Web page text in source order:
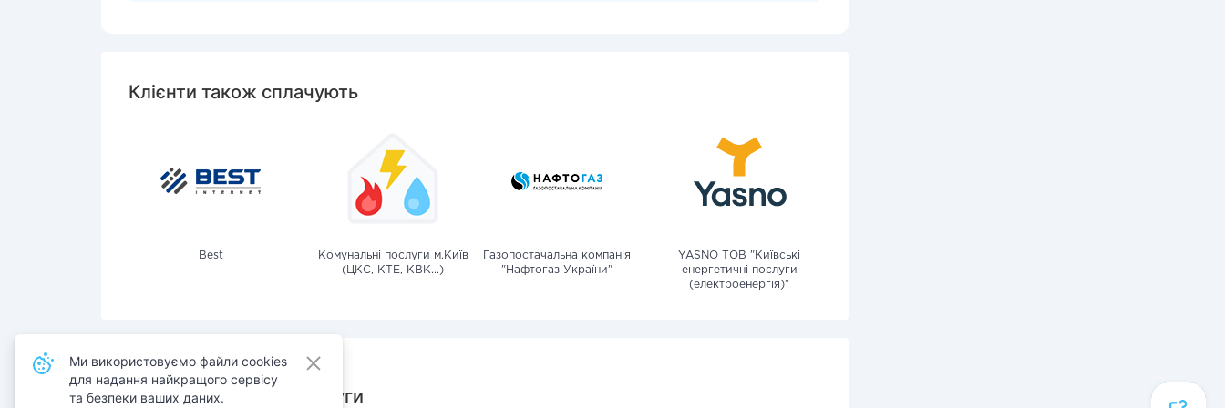
Клієнти також сплачують
Best
Комунальні послуги м.Київ
(ЦКС, КТЕ, КВК...)
Газопостачальна компанія
"Нафтогаз України"
YASNO ТОВ "Київські
енергетичні послуги
(електроенергія)"
Також сплачують послуги
Ми використовуємо файли cookies
для надання найкращого сервісу
та безпеки ваших даних.